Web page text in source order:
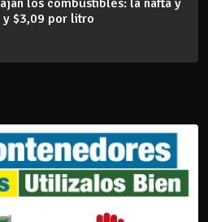
$3,09 por litro